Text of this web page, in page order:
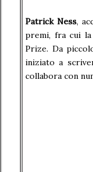
Patrick Ness,
premi, fra cui
Prize. Da
iniziato a
collabora con